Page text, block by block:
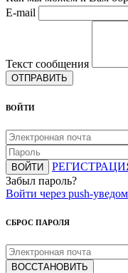
E-mail
Текст сообщения
ОТПРАВИТЬ
ВОЙТИ
ВОЙТИ
Забыл пароль?
Войти через push-
СБРОС ПАРОЛЯ
ВОССТАНОВИТЬ